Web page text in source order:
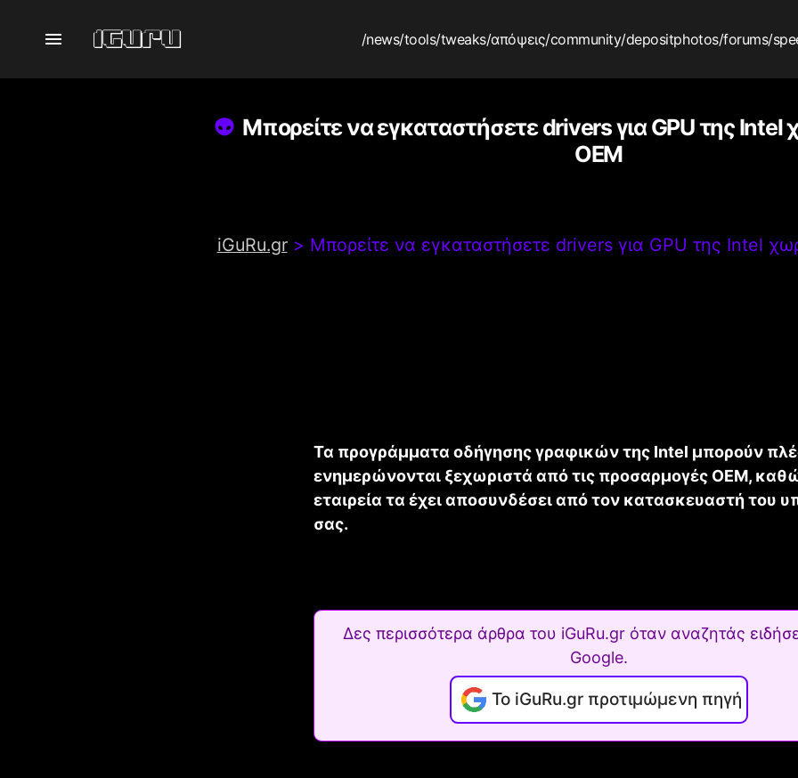
/news/tools/tweaks/απόψεις/community/depositphotos/forums/
Μπορείτε να εγκαταστήσετε drivers για GPU της Intel
OEM
iGuRu.gr> Μπορείτε να εγκαταστήσετε drivers για GPU της Intel
Τα προγράμματα οδήγησης γραφικών της Intel μπορούν
ενημερώνονται ξεχωριστά από τις προσαρμογές OEM,
εταιρεία τα έχει αποσυνδέσει από τον κατασκευαστή του
σας.
Δες περισσότερα άρθρα του iGuRu.gr όταν αναζητάς
Google.
Το iGuRu.gr προτιμώμενη πηγή